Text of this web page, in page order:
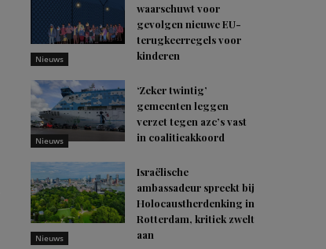
Nieuws
waarschuwt voor
gevolgen nieuwe EU-
terugkeerregels voor
kinderen
Nieuws
‘Zeker twintig’
gemeenten leggen
verzet tegen azc’s vast
in coalitieakkoord
Nieuws
Israëlische
ambassadeur spreekt bij
Holocaustherdenking in
Rotterdam, kritiek zwelt
aan